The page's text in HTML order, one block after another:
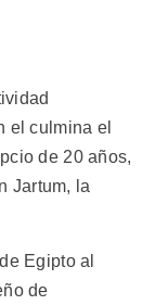
el culmina el
de 20 años,
Jartum, la
Egipto al
de